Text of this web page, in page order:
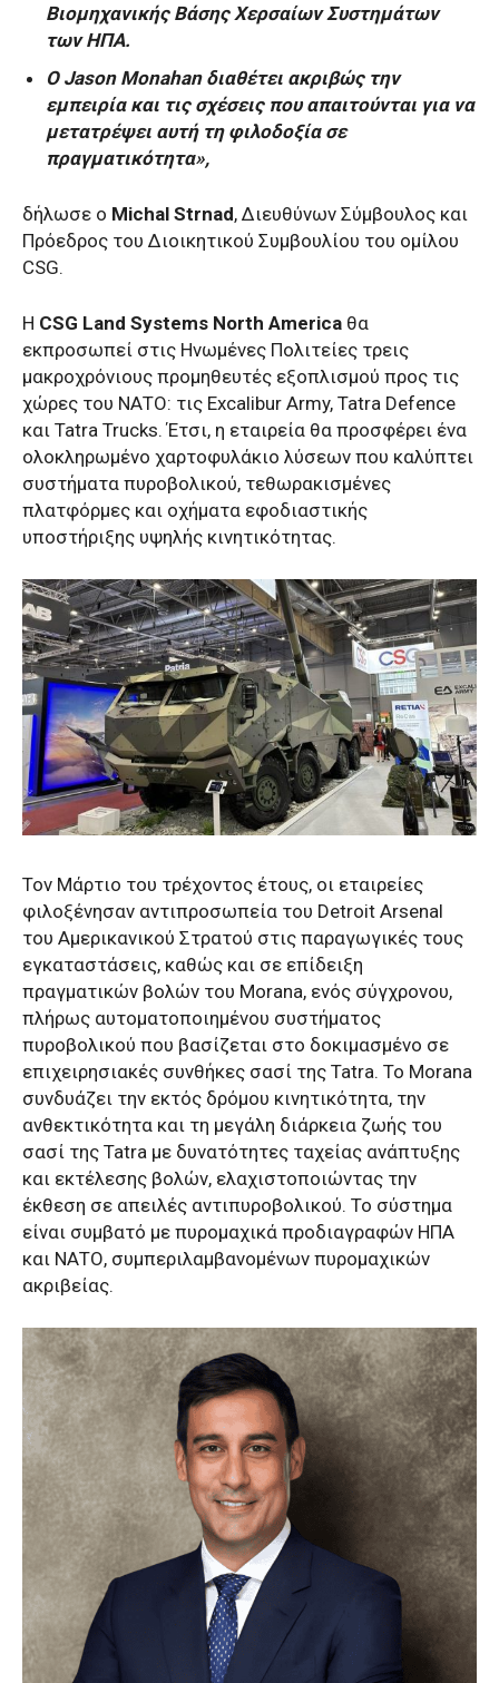
Βιομηχανικής Βάσης Χερσαίων Συστημάτων
των ΗΠΑ.
Ο Jason Monahan διαθέτει ακριβώς την
εμπειρία και τις σχέσεις που απαιτούνται για να
μετατρέψει αυτή τη φιλοδοξία σε
πραγματικότητα»,
δήλωσε ο Michal Strnad, Διευθύνων Σύμβουλος και
Πρόεδρος του Διοικητικού Συμβουλίου του ομίλου
CSG.
Η CSG Land Systems North America θα
εκπροσωπεί στις Ηνωμένες Πολιτείες τρεις
μακροχρόνιους προμηθευτές εξοπλισμού προς τις
χώρες του ΝΑΤΟ: τις Excalibur Army, Tatra Defence
και Tatra Trucks. Έτσι, η εταιρεία θα προσφέρει ένα
ολοκληρωμένο χαρτοφυλάκιο λύσεων που καλύπτει
συστήματα πυροβολικού, τεθωρακισμένες
πλατφόρμες και οχήματα εφοδιαστικής
υποστήριξης υψηλής κινητικότητας.
Τον Μάρτιο του τρέχοντος έτους, οι εταιρείες
φιλοξένησαν αντιπροσωπεία του Detroit Arsenal
του Αμερικανικού Στρατού στις παραγωγικές τους
εγκαταστάσεις, καθώς και σε επίδειξη
πραγματικών βολών του Morana, ενός σύγχρονου,
πλήρως αυτοματοποιημένου συστήματος
πυροβολικού που βασίζεται στο δοκιμασμένο σε
επιχειρησιακές συνθήκες σασί της Tatra. Το Morana
συνδυάζει την εκτός δρόμου κινητικότητα, την
ανθεκτικότητα και τη μεγάλη διάρκεια ζωής του
σασί της Tatra με δυνατότητες ταχείας ανάπτυξης
και εκτέλεσης βολών, ελαχιστοποιώντας την
έκθεση σε απειλές αντιπυροβολικού. Το σύστημα
είναι συμβατό με πυρομαχικά προδιαγραφών ΗΠΑ
και ΝΑΤΟ, συμπεριλαμβανομένων πυρομαχικών
ακριβείας.